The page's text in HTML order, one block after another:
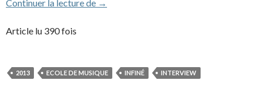
Continuer la lecture de →
Article lu 390 fois
2013 ECOLE DE MUSIQUE INFINÉ INTERVIEW